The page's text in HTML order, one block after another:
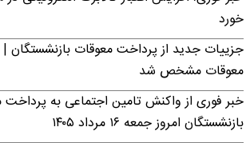
خورد
جزییات جدید از پرداخت معوقات بازنشستگان
معوقات مشخص شد
خبر فوری از واکنش تامین اجتماعی به پرداخت
بازنشستگان امروز جمعه ۱۶ مرداد ۱۴۰۵